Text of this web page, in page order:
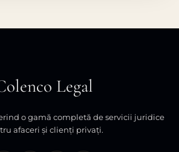
Legal
o gamă completă de servicii juridice
afaceri și clienți privați.